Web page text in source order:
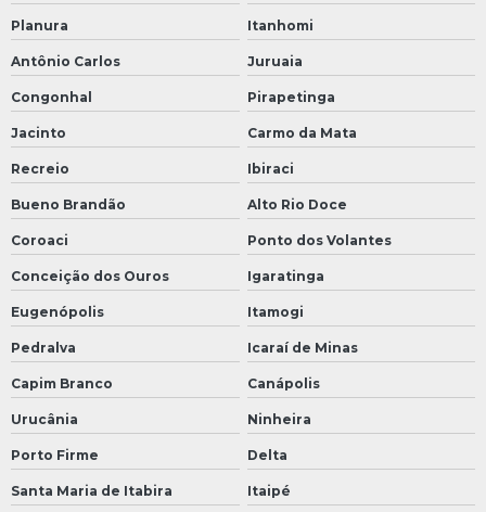
Planura Itanhomi
Antônio Carlos Juruaia
Congonhal Pirapetinga
Jacinto Carmo da Mata
Recreio Ibiraci
Bueno Brandão Alto Rio Doce
Coroaci Ponto dos Volantes
Conceição dos Ouros Igaratinga
Eugenópolis Itamogi
Pedralva Icaraí de Minas
Capim Branco Canápolis
Urucânia Ninheira
Porto Firme Delta
Santa Maria de Itabira Itaipé